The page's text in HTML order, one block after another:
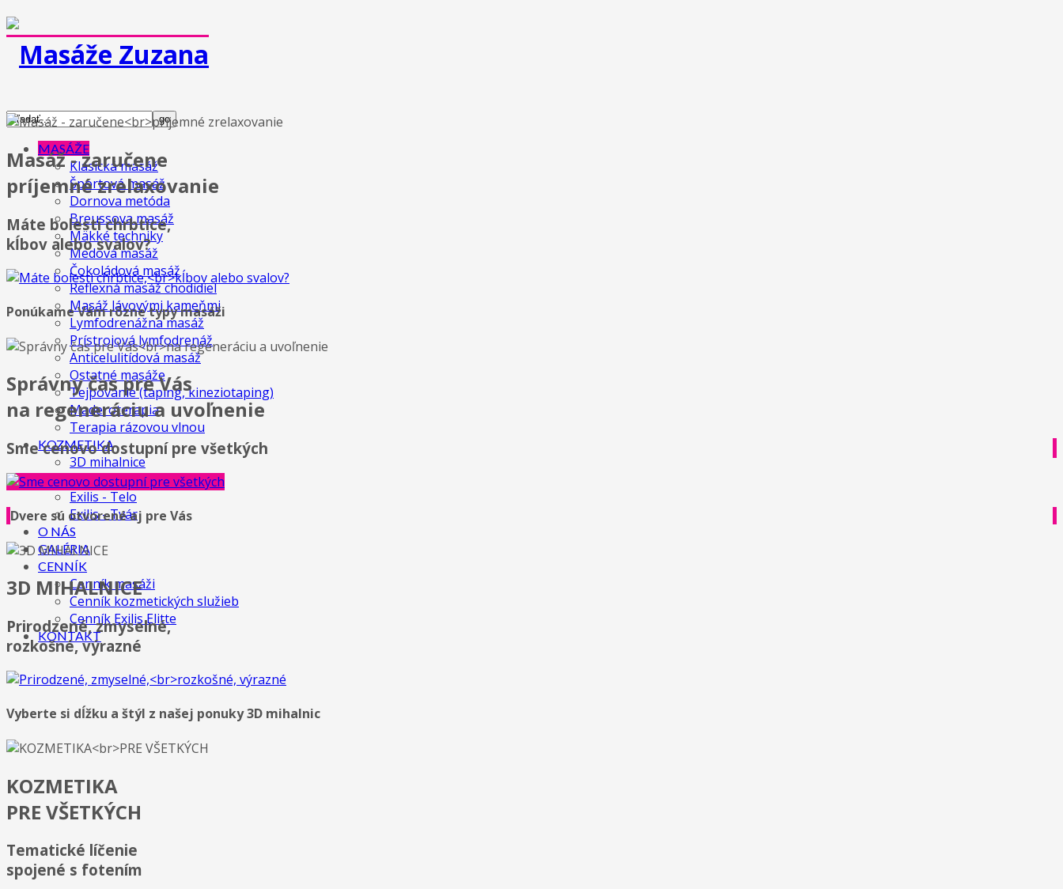
MASÁŽE
Klasická masáž
Športová masáž
Dornova metóda
Breussova masáž
Mäkké techniky
Medová masáž
Čokoládová masáž
Reflexná masáž chodidiel
Masáž lávovými kameňmi
Lymfodrenážna masáž
Prístrojová lymfodrenáž
Anticelulitídová masáž
Ostatné masáže
Tejpovanie (taping, kineziotaping)
Maderoterapia
Terapia rázovou vlnou
KOZMETIKA
3D mihalnice
IPL procedúry
Exilis - Telo
Exilis - Tvár
O NÁS
GALÉRIA
CENNÍK
Cenník masáži
Cenník kozmetických služieb
Cenník Exilis Elitte
KONTAKT
Masáž - zaručene
príjemné zrelaxovanie
Máte bolesti chrbtice,
kĺbov alebo svalov?
Ponúkame Vám rôzne typy masáži
Správny čas pre Vás
na regeneráciu a uvoľnenie
Sme cenovo dostupní pre všetkých
Dvere sú otvorené aj pre Vás
3D MIHALNICE
Prirodzené, zmyselné,
rozkošné, výrazné
Vyberte si dĺžku a štýl z našej ponuky 3D mihalnic
KOZMETIKA
PRE VŠETKÝCH
Tematické líčenie
spojené s fotením